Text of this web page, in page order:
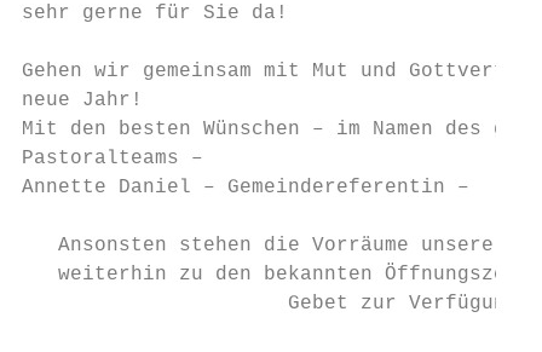
sehr gerne für Sie da!
Gehen wir gemeinsam mit Mut und
neue Jahr!
Mit den besten Wünschen – im Namen des
Pastoralteams –
Annette Daniel – Gemeindereferentin –
Ansonsten stehen die Vorräume unserer
weiterhin zu den bekannten
                      Gebet zur Verfügung.